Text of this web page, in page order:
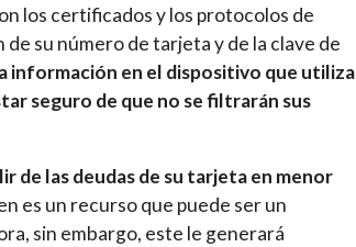
los certificados y los protocolos de
su número de tarjeta y de la clave de
información en el dispositivo que utiliza
seguro de que no se filtrarán sus
de las deudas de su tarjeta en menor
es un recurso que puede ser un
sin embargo, este le generará